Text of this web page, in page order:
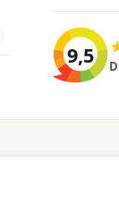
9,5